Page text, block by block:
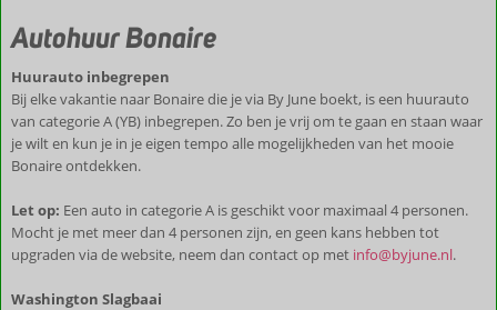
Autohuur Bonaire
Huurauto inbegrepen
Bij elke vakantie naar Bonaire die je via By June boekt, is een huurauto
van categorie A (YB) inbegrepen. Zo ben je vrij om te gaan en staan waar
je wilt en kun je in je eigen tempo alle mogelijkheden van het mooie
Bonaire ontdekken.
Let op: Een auto in categorie A is geschikt voor maximaal 4 personen.
Mocht je met meer dan 4 personen zijn, en geen kans hebben tot
upgraden via de website, neem dan contact op met info@byjune.nl.
Washington Slagbaai